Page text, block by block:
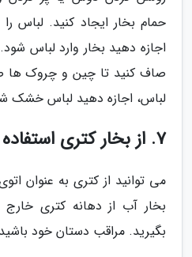
حمام بخار ایجاد کنید. لباس
اجازه دهید بخار وارد لباس
صاف کنید تا چین و چروک ها
لباس، اجازه دهید لباس خشک
7. از بخار کتری استفاده کنید
می توانید از کتری به عنوان
بخار آب از دهانه کتری
بگیرید. مراقب دستان خود